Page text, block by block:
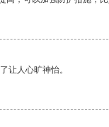
让人心旷神怡。